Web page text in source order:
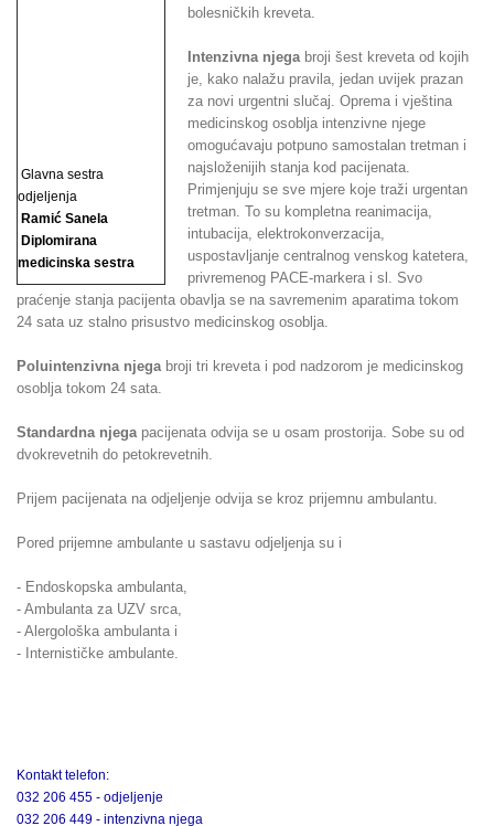
Glavna sestra
odjeljenja
Ramić Sanela
Diplomirana
medicinska sestra
bolesničkih kreveta.
Intenzivna njegabroji šest kreveta od kojih
je, kako nalažu pravila, jedan uvijek prazan
za novi urgentni slučaj. Oprema i vještina
medicinskog osoblja intenzivne njege
omogućavaju potpuno samostalan tretman i
najsloženijih stanja kod pacijenata.
Primjenjuju se sve mjere koje traži urgentan
tretman. To su kompletna reanimacija,
intubacija, elektrokonverzacija,
uspostavljanje centralnog venskog katetera,
privremenog PACE-markera i sl. Svo
praćenje stanja pacijenta obavlja se na savremenim aparatima tokom
24 sata uz stalno prisustvo medicinskog osoblja.
Poluintenzivna njegabroji tri kreveta i pod nadzorom je medicinskog
osoblja tokom 24 sata.
Standardna njegapacijenata odvija se u osam prostorija. Sobe su od
dvokrevetnih do petokrevetnih.
Prijem pacijenata na odjeljenje odvija se kroz prijemnu ambulantu.
Pored prijemne ambulante u sastavu odjeljenja su i
- Endoskopska ambulanta,
- Ambulanta za UZV srca,
- Alergološka ambulanta i
- Internističke ambulante.
Kontakt telefon:
032 206 455 - odjeljenje
032 206 449 - intenzivna njega